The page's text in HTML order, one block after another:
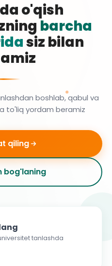
o'qish
barcha
siz bilan
boshlab, qabul va
to'liq yordam beramiz
qiling
bog'laning
tanlashda